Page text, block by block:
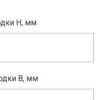
H, мм
B, мм